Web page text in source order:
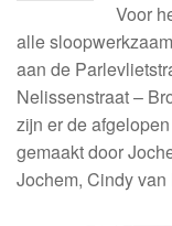
Voor
alle
aan de
Nelissenstraat –
zijn er de
gemaakt door
Jochem, Cindy